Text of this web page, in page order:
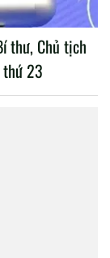
thư, Chủ tịch
23